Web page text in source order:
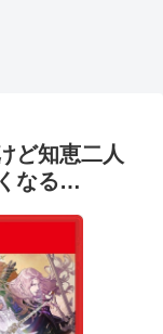
ど知恵二人
なる…